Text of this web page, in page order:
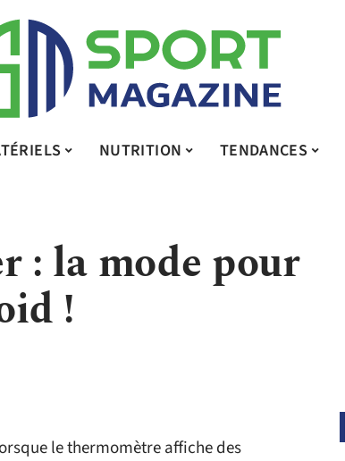
NUTRITION TENDANCES
: la mode pour
!
le thermomètre affiche des